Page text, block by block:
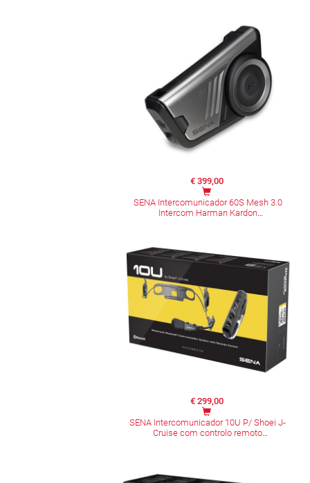
€ 399,00
SENA Intercomunicador 60S Mesh 3.0
Intercom Harman Kardon
€ 299,00
SENA Intercomunicador 10U P/ Shoei J-
Cruise com controlo remoto